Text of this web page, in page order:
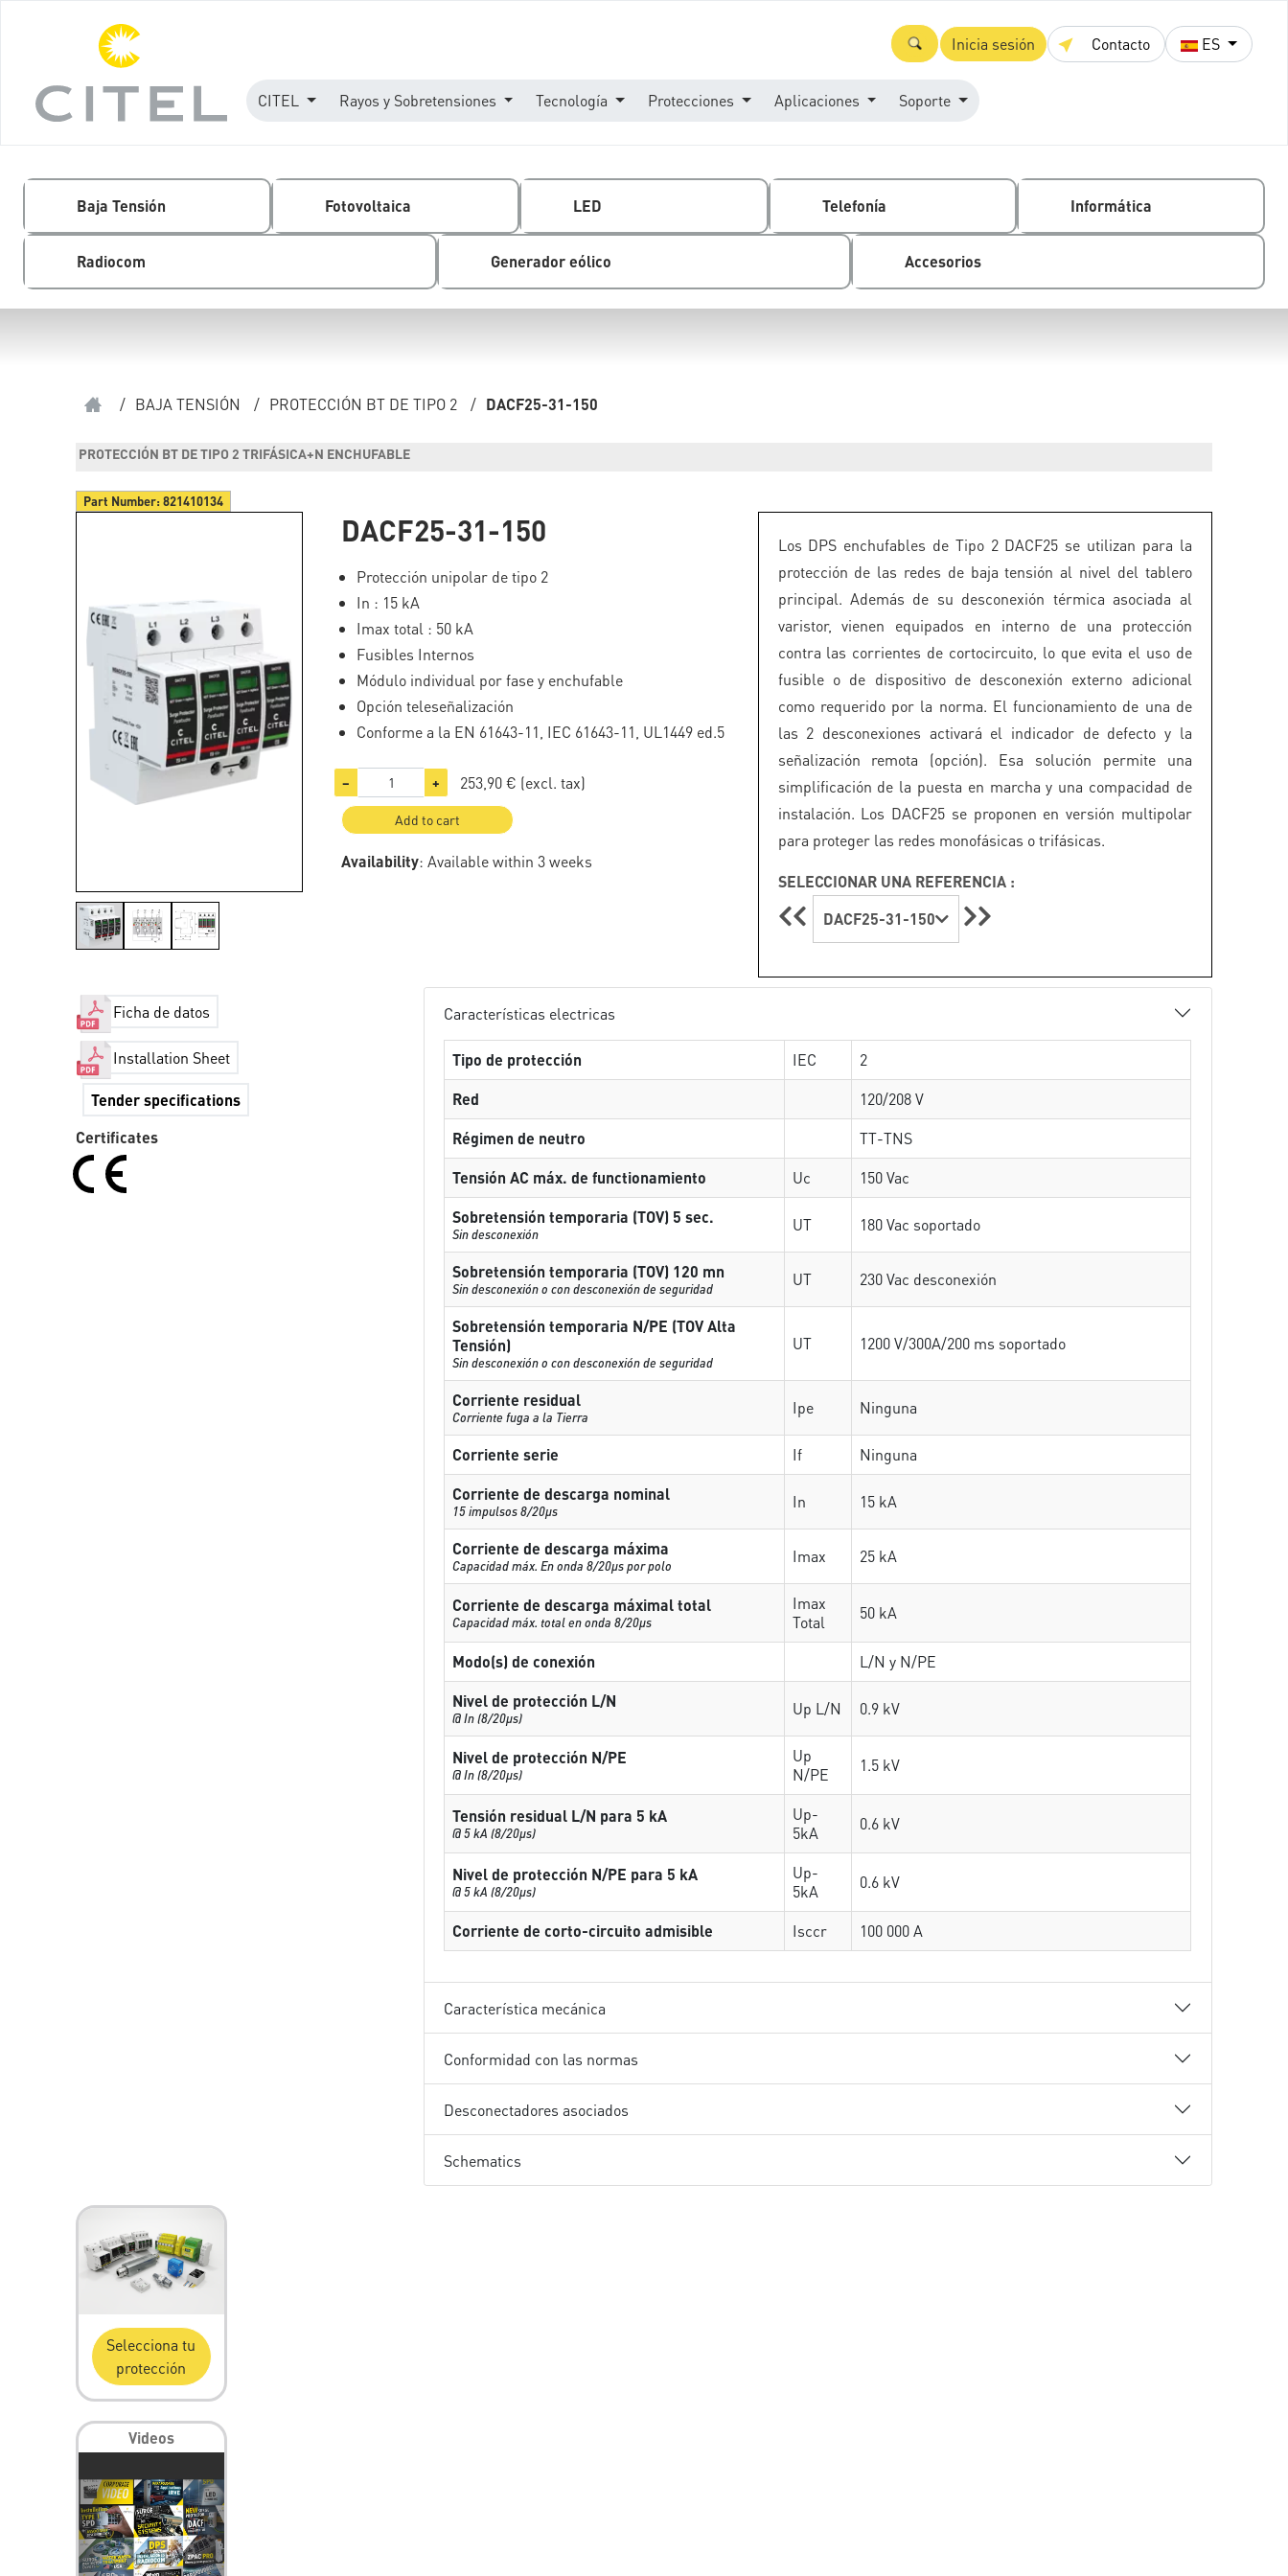
Inicia sesión Contacto ES
CITEL Rayos y Sobretensiones Tecnología Protecciones Aplicaciones Soporte
Baja Tensión Fotovoltaica LED Telefonía Informática
Radiocom Generador eólico Accesorios
/ BAJA TENSIÓN / PROTECCIÓN BT DE TIPO 2 / DACF25-31-150
PROTECCIÓN BT DE TIPO 2 TRIFÁSICA+N ENCHUFABLE
Part Number:821410134
DACF25-31-150
Protección unipolar de tipo 2
In : 15 kA
Imax total : 50 kA
Fusibles Internos
Módulo individual por fase y enchufable
Opción teleseñalización
Conforme a la EN 61643-11, IEC 61643-11, UL1449 ed.5
− + 253,90 € (excl. tax)
Add to cart
Availability: Available within 3 weeks
Los DPS enchufables de Tipo 2 DACF25 se utilizan para la
protección de las redes de baja tensión al nivel del tablero
principal. Además de su desconexión térmica asociada al
varistor, vienen equipados en interno de una protección
contra las corrientes de cortocircuito, lo que evita el uso de
fusible o de dispositivo de desconexión externo adicional
como requerido por la norma. El funcionamiento de una de
las 2 desconexiones activará el indicador de defecto y la
señalización remota (opción). Esa solución permite una
simplificación de la puesta en marcha y una compacidad de
instalación. Los DACF25 se proponen en versión multipolar
para proteger las redes monofásicas o trifásicas.
SELECCIONAR UNA REFERENCIA :
DACF25-31-150
Ficha de datos
Installation Sheet
Tender specifications
Certificates
Características electricas
Tipo de protección IEC
2
Red
120/208 V
Régimen de neutro
TT-TNS
Tensión AC máx. de functionamiento
Uc
150 Vac
Sobretensión temporaria (TOV) 5 sec.
Sin desconexión UT 180 Vac soportado
Sobretensión temporaria (TOV) 120 mn
Sin desconexión o con desconexión de seguridad UT 230 Vac desconexión
Sobretensión temporaria N/PE (TOV Alta
Tensión)
Sin desconexión o con desconexión de seguridad
UT 1200 V/300A/200 ms soportado
Corriente residual
Corriente fuga a la Tierra Ipe Ninguna
Corriente serie If
Ninguna
Corriente de descarga nominal
15 impulsos 8/20µs In 15 kA
Corriente de descarga máxima
Capacidad máx. En onda 8/20µs por polo Imax 25 kA
Corriente de descarga máximal total
Capacidad máx. total en onda 8/20µs
Imax
Total
50 kA
Modo(s) de conexión
L/N y N/PE
Nivel de protección L/N
@ In (8/20µs) Up L/N 0.9 kV
Nivel de protección N/PE
@ In (8/20µs)
Up
N/PE
1.5 kV
Tensión residual L/N para 5 kA
@ 5 kA (8/20µs)
Up-
5kA
0.6 kV
Nivel de protección N/PE para 5 kA
@ 5 kA (8/20µs)
Up-
5kA
0.6 kV
Corriente de corto-circuito admisible Isccr 100 000 A
Característica mecánica
Conformidad con las normas
Desconectadores asociados
Schematics
Selecciona tu
protección
Videos